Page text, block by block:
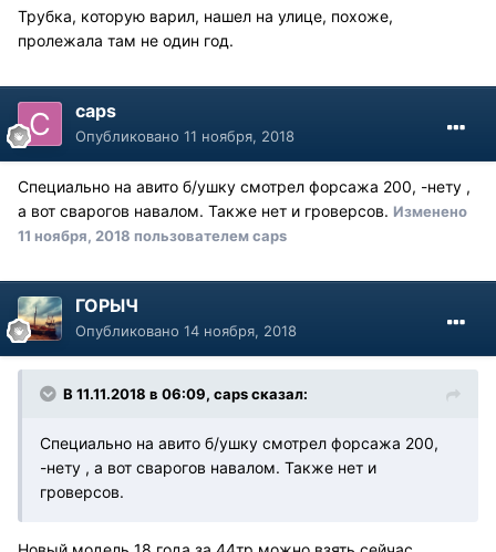
Трубка, которую варил, нашел на улице, похоже,
пролежала там не один год.
caps
Опубликовано 11 ноября, 2018
Специально на авито б/ушку смотрел форсажа 200, -нету ,
а вот сварогов навалом. Также нет и гроверсов. Изменено
11 ноября, 2018 пользователем caps
ГОРЫЧ
Опубликовано 14 ноября, 2018
В 11.11.2018 в 06:09, caps сказал:
Специально на авито б/ушку смотрел форсажа 200,
-нету , а вот сварогов навалом. Также нет и
гроверсов.